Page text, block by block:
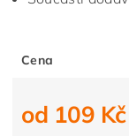
Cena
od 109